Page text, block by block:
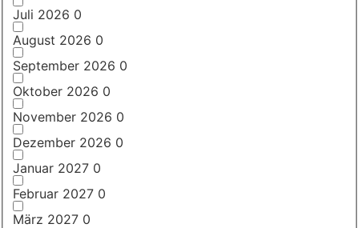
Juli 2026 0
August 2026 0
September 2026 0
Oktober 2026 0
November 2026 0
Dezember 2026 0
Januar 2027 0
Februar 2027 0
März 2027 0